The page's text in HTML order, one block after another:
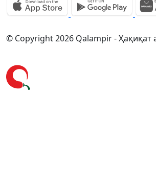
© Copyright 2026 Qalampir - Ҳақиқат